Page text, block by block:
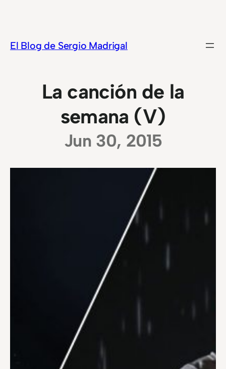
contenido
El Blog de Sergio Madrigal
La canción de la
semana (V)
Jun 30, 2015